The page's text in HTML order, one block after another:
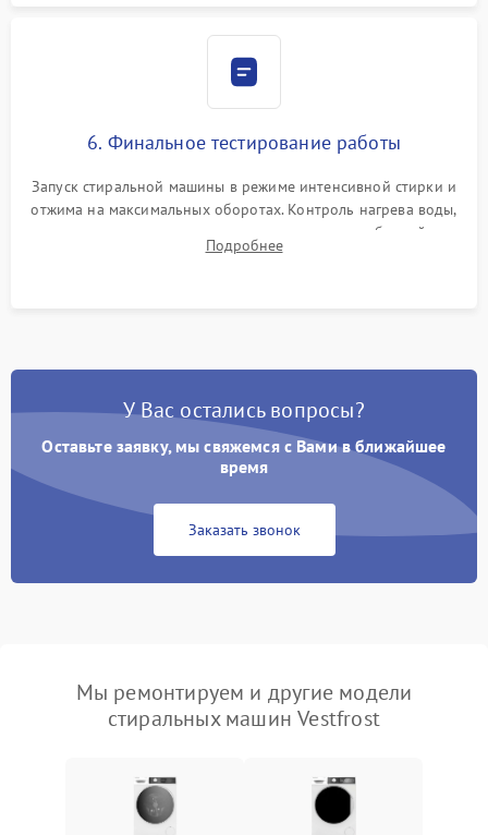
6. Финальное тестирование работы
Запуск стиральной машины в режиме интенсивной стирки и
отжима на максимальных оборотах. Контроль нагрева воды,
корректности слива, отсутствия излишних вибраций,
посторонних стуков и протечек под корпусом.
Подробнее
У Вас остались вопросы?
Оставьте заявку, мы свяжемся с Вами в ближайшее
время
Заказать звонок
Мы ремонтируем и другие модели
стиральных машин Vestfrost